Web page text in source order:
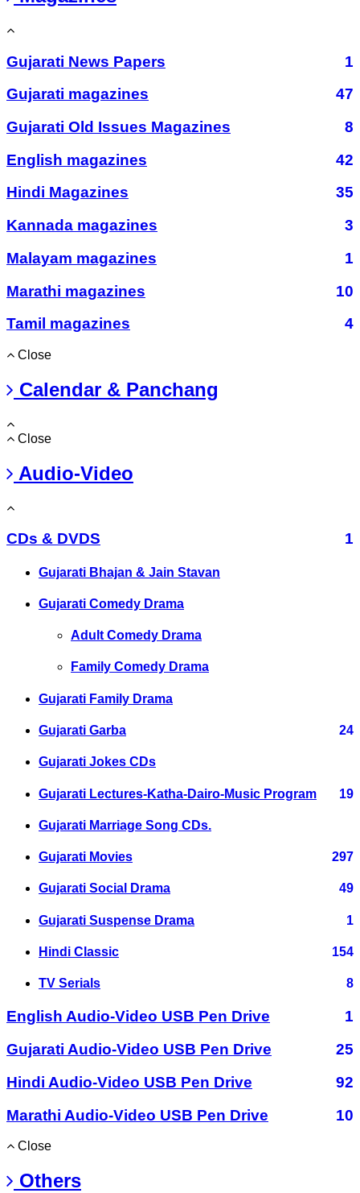
Gujarati News Papers
1
Gujarati magazines
47
Gujarati Old Issues Magazines
8
English magazines
42
Hindi Magazines
35
Kannada magazines
3
Malayam magazines
1
Marathi magazines
10
Tamil magazines
4
Close
Calendar & Panchang
Close
Audio-Video
CDs & DVDS 1
Gujarati Bhajan & Jain Stavan
Gujarati Comedy Drama
Adult Comedy Drama
Family Comedy Drama
Gujarati Family Drama
Gujarati Garba 24
Gujarati Jokes CDs
Gujarati Lectures-Katha-Dairo-Music Program 19
Gujarati Marriage Song CDs.
Gujarati Movies 297
Gujarati Social Drama 49
Gujarati Suspense Drama 1
Hindi Classic 154
TV Serials 8
English Audio-Video USB Pen Drive
1
Gujarati Audio-Video USB Pen Drive
25
Hindi Audio-Video USB Pen Drive
92
Marathi Audio-Video USB Pen Drive
10
Close
Others